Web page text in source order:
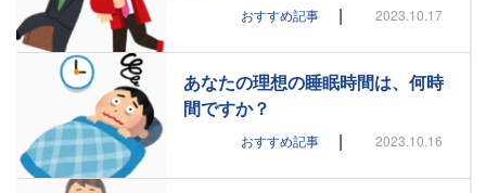
おすすめ記事 | 2023.10.17
あなたの理想の睡眠時間は、何時
間ですか？
おすすめ記事 | 2023.10.16